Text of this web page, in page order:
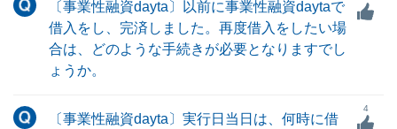
〔事業性融資dayta〕以前に事業性融資daytaで
借入をし、完済しました。再度借入をしたい場
合は、どのような手続きが必要となりますでし
ょうか。
〔事業性融資dayta〕実行日当日は、何時に借
4